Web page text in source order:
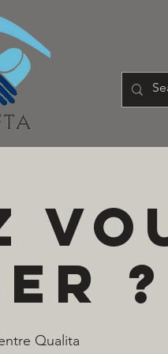
?
Qualita